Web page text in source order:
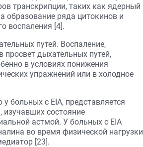
транскрипции, таких как ядерный
образование ряда цитокинов и
воспаления [4].
путей. Воспаление,
дыхательных путей,
в условиях понижения
упражнений или в холодное
больных с EIA, представляется
изучавших состояние
астмой. У больных с EIA
во время физической нагрузки
[23].